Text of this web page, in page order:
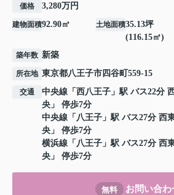
価格 3,280万円
建物面積92.90㎡ 土地面積35.13坪
(116.15㎡)
築年数 新築
所在地 東京都八王子市 四谷町 559-15
交通 中央線 「 西八王子 」駅 バス22分
央」 停歩7分
中央線 「 八王子 」駅 バス27分 西
央」 停歩7分
横浜線 「 八王子 」駅 バス27分 西
央」 停歩7分
無料 お問い合わ